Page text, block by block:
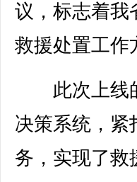
议，标志着我
救援处置工作
此次上线的
决策系统，紧
务，实现了救